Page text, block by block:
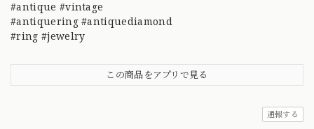
#antique #vintage
#antiquering #antiquediamond
#ring #jewelry
この商品をアプリで見る
通報する